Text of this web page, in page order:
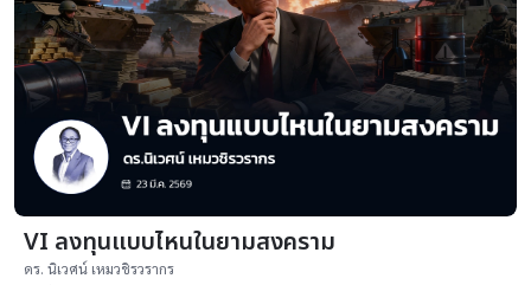
VI ลงทุนแบบไหนในยามสงคราม
ดร. นิเวศน์ เหมวชิรวรากร